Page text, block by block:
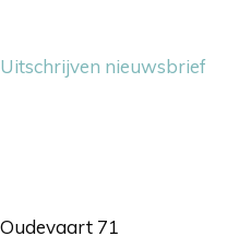
Uitschrijven nieuwsbrief
Oudevaart 71